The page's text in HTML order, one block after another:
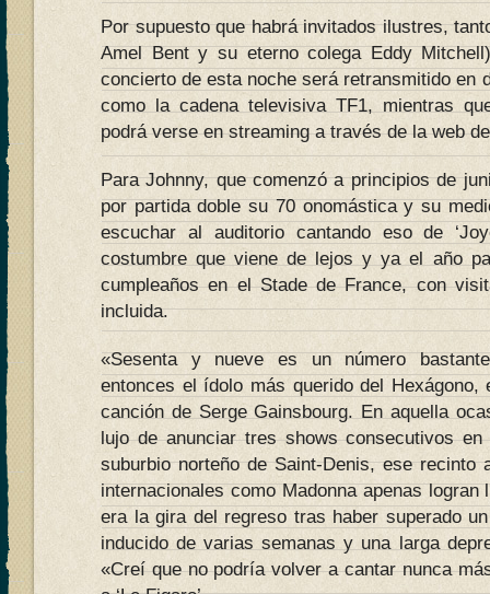
Por supuesto que habrá invitados ilustres,
Amel Bent y su eterno colega Eddy
concierto de esta noche será retransmitido en
como la cadena televisiva TF1, mientras
podrá verse en streaming a través de la web
Para Johnny, que comenzó a principios de
por partida doble su 70 onomástica y su
escuchar al auditorio cantando eso de
costumbre que viene de lejos y ya el año
cumpleaños en el Stade de France, con
incluida.
«Sesenta y nueve es un número
entonces el ídolo más querido del Hexágono,
canción de Serge Gainsbourg. En aquella
lujo de anunciar tres shows consecutivos
suburbio norteño de Saint-Denis, ese recinto
internacionales como Madonna apenas logran
era la gira del regreso tras haber superado
inducido de varias semanas y una larga
«Creí que no podría volver a cantar nunca